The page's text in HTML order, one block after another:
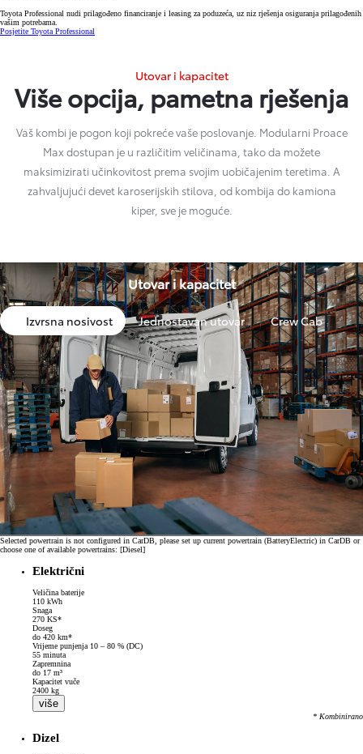
Toyota Professional nudi prilagođeno financiranje i leasing za poduzeća, uz niz rješenja osiguranja prilagođenih
vašim potrebama.
Posjetite Toyota Professional
Utovar i kapacitet
Više opcija, pametna rješenja
Vaš kombi je pogon koji pokreće vaše poslovanje. Modularni Proace
Max dostupan je u različitim veličinama, tako da možete
maksimizirati učinkovitost prema svojim uobičajenim teretima. A
zahvaljujući devet karoserijskih stilova, od kombija do kamiona
kiper, sve je moguće.
Utovar i kapacitet
Izvrsna nosivost Jednostavan utovar Crew Cab
Selected powertrain is not configured in CarDB, please set up current powertrain (BatteryElectric) in CarDB or
choose one of available powertrains: [Diesel]
Električni
Veličina baterije
110 kWh
Snaga
270 KS*
Doseg
do 420 km*
Vrijeme punjenja 10 – 80 % (DC)
55 minuta
Zapremnina
do 17 m³
Kapacitet vuče
2400 kg
više
* Kombinirano
Dizel